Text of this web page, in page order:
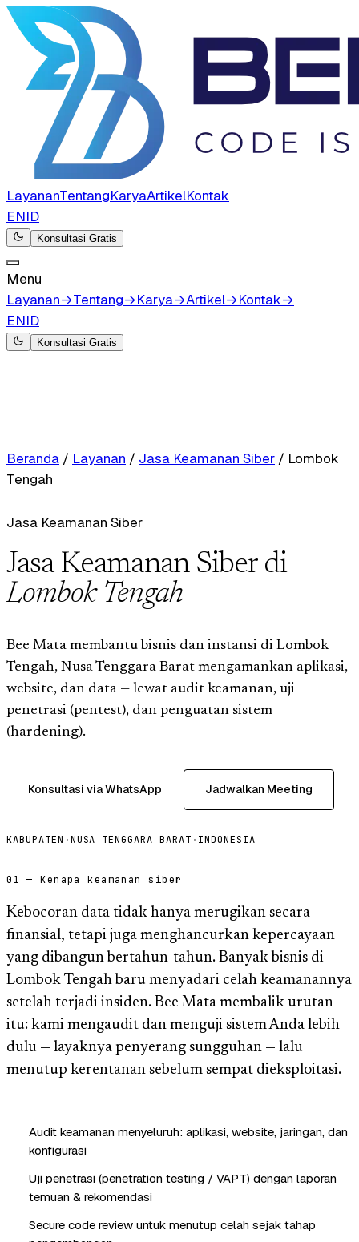
LayananTentangKaryaArtikelKontak
ENID
Konsultasi Gratis
Menu
Layanan→Tentang→Karya→Artikel→Kontak→
ENID
Konsultasi Gratis
Beranda / Layanan / Jasa Keamanan Siber / Lombok
Tengah
Jasa Keamanan Siber
Jasa Keamanan Siber di
Lombok Tengah
Bee Mata membantu bisnis dan instansi di Lombok
Tengah, Nusa Tenggara Barat mengamankan aplikasi,
website, dan data — lewat audit keamanan, uji
penetrasi (pentest), dan penguatan sistem
(hardening).
Konsultasi via WhatsApp Jadwalkan Meeting
KABUPATEN ·NUSA TENGGARA BARAT · INDONESIA
01 — Kenapa keamanan siber
Kebocoran data tidak hanya merugikan secara
finansial, tetapi juga menghancurkan kepercayaan
yang dibangun bertahun-tahun. Banyak bisnis di
Lombok Tengah baru menyadari celah keamanannya
setelah terjadi insiden. Bee Mata membalik urutan
itu: kami mengaudit dan menguji sistem Anda lebih
dulu — layaknya penyerang sungguhan — lalu
menutup kerentanan sebelum sempat dieksploitasi.
Audit keamanan menyeluruh: aplikasi, website, jaringan, dan
konfigurasi
Uji penetrasi (penetration testing / VAPT) dengan laporan
temuan & rekomendasi
Secure code review untuk menutup celah sejak tahap